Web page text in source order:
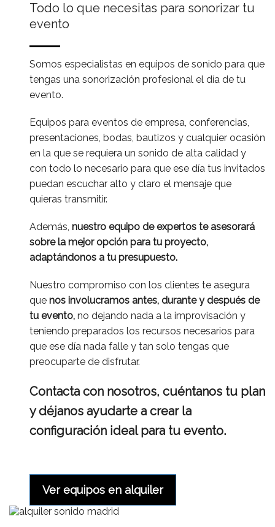
Todo lo que necesitas para sonorizar tu
evento
Somos especialistas en equipos de sonido para que
tengas una sonorización profesional el día de tu
evento.
Equipos para eventos de empresa, conferencias,
presentaciones, bodas, bautizos y cualquier ocasión
en la que se requiera un sonido de alta calidad y
con todo lo necesario para que ese día tus invitados
puedan escuchar alto y claro el mensaje que
quieras transmitir.
Además,nuestro equipo de expertos te asesorará
sobre la mejor opción para tu proyecto,
adaptándonos a tu presupuesto.
Nuestro compromiso con los clientes te asegura
quenos involucramos antes, durante y después de
tu evento, no dejando nada a la improvisación y
teniendo preparados los recursos necesarios para
que ese día nada falle y tan solo tengas que
preocuparte de disfrutar.
Contacta con nosotros, cuéntanos tu plan
y déjanos ayudarte a crear la
configuración ideal para tu evento.
Ver equipos en alquiler